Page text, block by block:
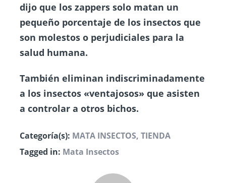
dijo que los zappers solo matan un
pequeño porcentaje de los insectos que
son molestos o perjudiciales para la
salud humana.
También eliminan indiscriminadamente
a los insectos «ventajosos» que asisten
a controlar a otros bichos.
Categoría(s): MATA INSECTOS, TIENDA
Tagged in: Mata Insectos